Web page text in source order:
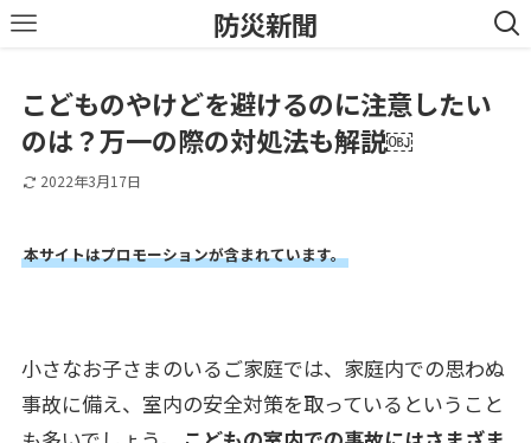
防災新聞
こどものやけどを避けるのに注意したい
のは？万一の際の対処法も解説￼
2022年3月17日
本サイトはプロモーションが含まれています。
小さなお子さまのいるご家庭では、家庭内での思わぬ
事故に備え、室内の安全対策を取っているということ